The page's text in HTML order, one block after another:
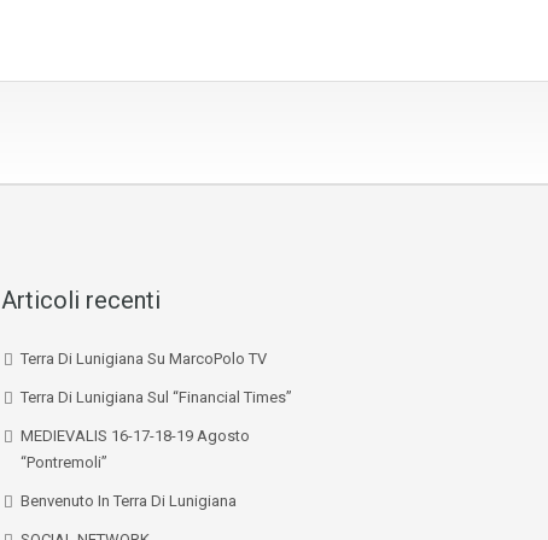
Articoli recenti
Terra Di Lunigiana Su MarcoPolo TV
Terra Di Lunigiana Sul “Financial Times”
MEDIEVALIS 16-17-18-19 Agosto
“Pontremoli”
Benvenuto In Terra Di Lunigiana